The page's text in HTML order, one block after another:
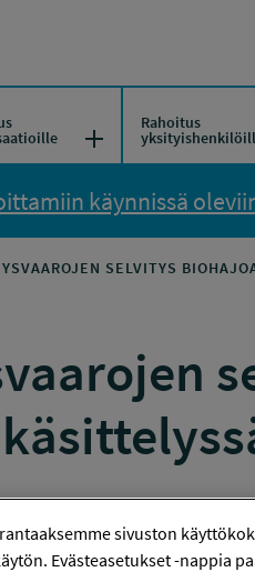
Avaa/Sulje valikko
Rahoitus
käynnissä
SELVITYS
sivuston
Evästeasetukset -nappia